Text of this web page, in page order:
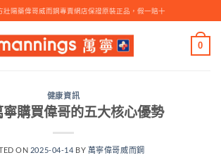
壯陽藥偉哥威而鋼專賣網店保證原裝正品，假一賠十
0
健康資訊
購買偉哥的五大核心優勢
ON 2025-04-14 BY 萬寧偉哥威而鋼